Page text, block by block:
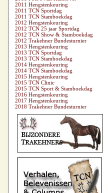
2011 Hengstenkeuring
2011 TCN Sportdag
2011 TCN Stamboekdag
2012 Hengstenkeuring
2012 TCN 25 jaar Sportdag
2012 TCN Show & Stamboekdag
2012 Trakehner Bundesturnier
2013 Hengstenkeuring
2013 TCN Sportdag
2013 TCN Stamboekdag
2014 Hengstenkeuring
2014 TCN Stamboekdag
2015 Hengstenkeuring
2015 TCN Clinic
2015 TCN Sport & Stamboekdag
2016 Hengstenkeuring
2017 Hengstenkeuring
2018 Trakehner Bundesturnier